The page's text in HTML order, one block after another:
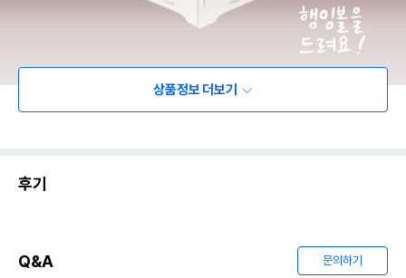
상품정보 더보기
후기
Q&A 문의하기